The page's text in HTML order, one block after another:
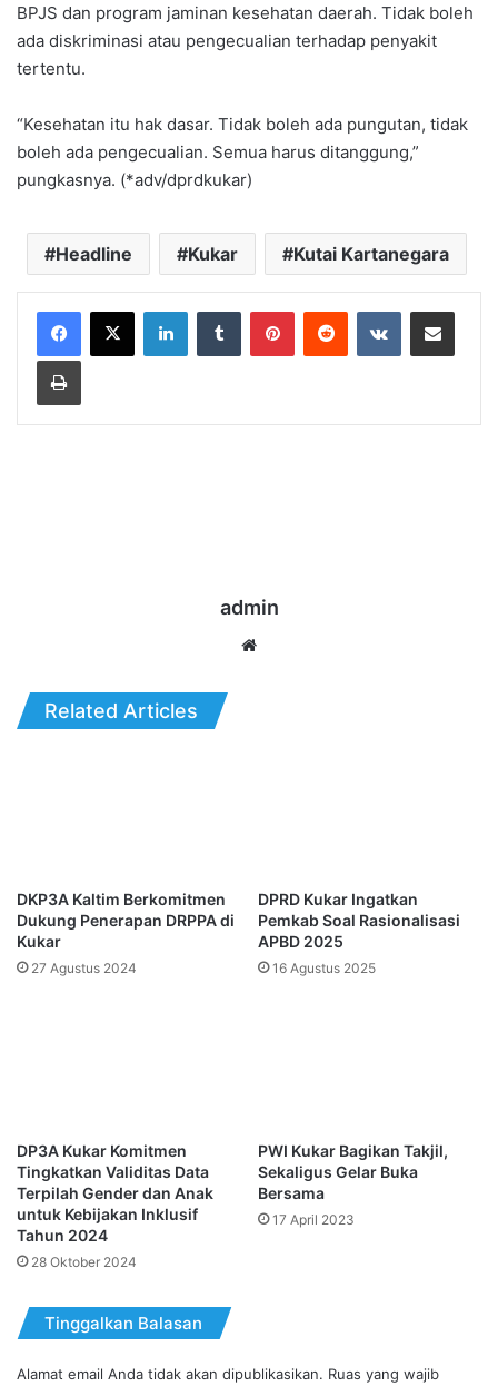
BPJS dan program jaminan kesehatan daerah. Tidak boleh
ada diskriminasi atau pengecualian terhadap penyakit
tertentu.
“Kesehatan itu hak dasar. Tidak boleh ada pungutan, tidak
boleh ada pengecualian. Semua harus ditanggung,”
pungkasnya. (*adv/dprdkukar)
Headline Kukar Kutai Kartanegara
LinkedInTumblr PinterestReddit VKontakteShare via Email
Print
admin
Related Articles
DKP3A Kaltim Berkomitmen
Dukung Penerapan DRPPA di
Kukar
27 Agustus 2024
DPRD Kukar Ingatkan
Pemkab Soal Rasionalisasi
APBD 2025
16 Agustus 2025
DP3A Kukar Komitmen
Tingkatkan Validitas Data
Terpilah Gender dan Anak
untuk Kebijakan Inklusif
Tahun 2024
28 Oktober 2024
PWI Kukar Bagikan Takjil,
Sekaligus Gelar Buka
Bersama
17 April 2023
Tinggalkan Balasan
Alamat email Anda tidak akan dipublikasikan. Ruas yang wajib